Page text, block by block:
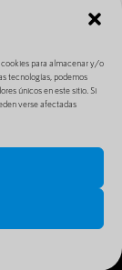
para almacenar y/o
tecnologías, podemos
únicos en este sitio. Si
verse afectadas
|